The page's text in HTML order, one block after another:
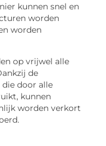
kunnen snel en
worden
worden
op vrijwel alle
de
door alle
kunnen
worden verkort